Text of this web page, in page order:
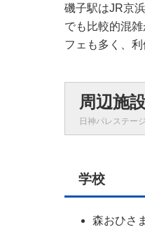
磯子駅はJR京
でも比較的混
フェも多く、利
周辺施
日神パレステー
学校
森おひさ